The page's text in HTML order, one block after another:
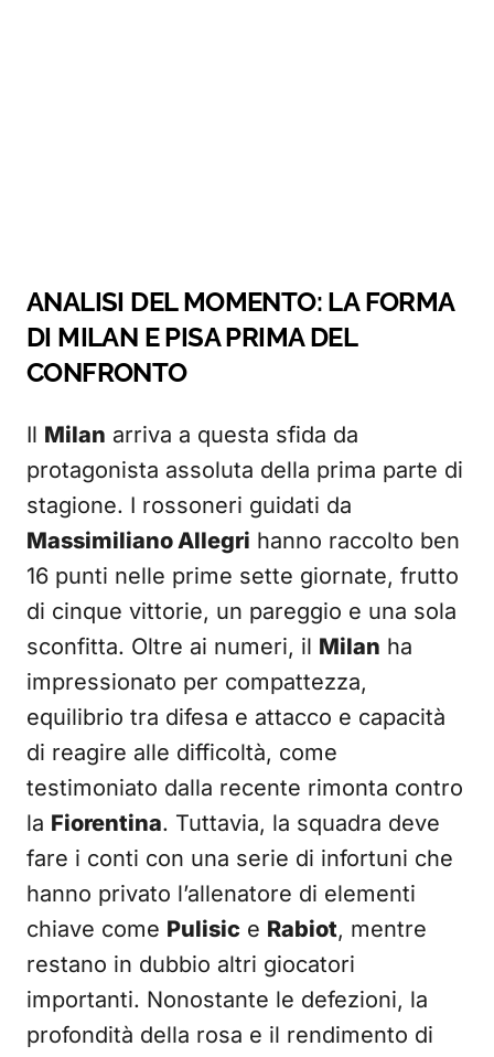
ANALISI DEL MOMENTO: LA FORMA
DI MILAN E PISA PRIMA DEL
CONFRONTO
Il Milan arriva a questa sfida da
protagonista assoluta della prima parte di
stagione. I rossoneri guidati da
Massimiliano Allegri hanno raccolto ben
16 punti nelle prime sette giornate, frutto
di cinque vittorie, un pareggio e una sola
sconfitta. Oltre ai numeri, il Milan ha
impressionato per compattezza,
equilibrio tra difesa e attacco e capacità
di reagire alle difficoltà, come
testimoniato dalla recente rimonta contro
la Fiorentina. Tuttavia, la squadra deve
fare i conti con una serie di infortuni che
hanno privato l’allenatore di elementi
chiave come Pulisic e Rabiot, mentre
restano in dubbio altri giocatori
importanti. Nonostante le defezioni, la
profondità della rosa e il rendimento di